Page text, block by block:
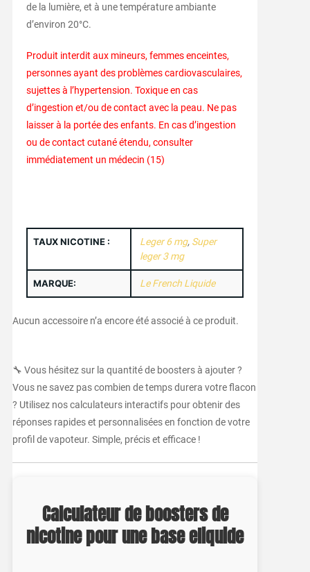
de la lumière, et à une température ambiante
d’environ 20°C.
Produit interdit aux mineurs, femmes enceintes,
personnes ayant des problèmes cardiovasculaires,
sujettes à l’hypertension. Toxique en cas
d’ingestion et/ou de contact avec la peau. Ne pas
laisser à la portée des enfants. En cas d’ingestion
ou de contact cutané étendu, consulter
immédiatement un médecin (15)
TAUX NICOTINE : Leger 6 mg, Super
leger 3 mg
MARQUE: Le French Liquide
Aucun accessoire n’a encore été associé à ce produit.
🔧 Vous hésitez sur la quantité de boosters à ajouter ?
Vous ne savez pas combien de temps durera votre flacon
? Utilisez nos calculateurs interactifs pour obtenir des
réponses rapides et personnalisées en fonction de votre
profil de vapoteur. Simple, précis et efficace !
Calculateur de boosters de
nicotine pour une base eliquide